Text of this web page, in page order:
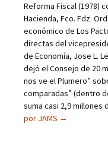
Reforma Fiscal (1978)
Hacienda, Fco. Fdz.
económico de Los
directas del
de Economía, Jose L.
dejó el Consejo de 20
nos ve el Plumero”
comparadas” (dentro
suma casi 2,9 millones
por JAMS →